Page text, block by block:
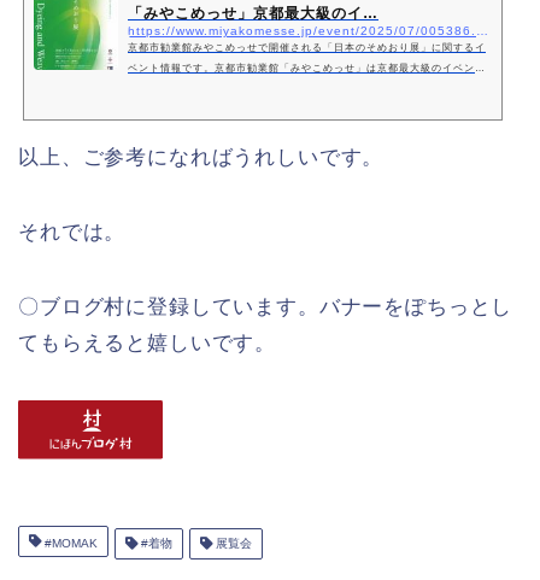
「みやこめっせ」京都最大級のイ…
京都市勧業館みやこめっせで開催される「日本のそめおり展」に関するイ
ベント情報です。京都市勧業館「みやこめっせ」は京都最大級のイベント
以上、ご参考になればうれしいです。
それでは。
〇ブログ村に登録しています。バナーをぽちっとし
てもらえると嬉しいです。
#MOMAK #着物 展覧会